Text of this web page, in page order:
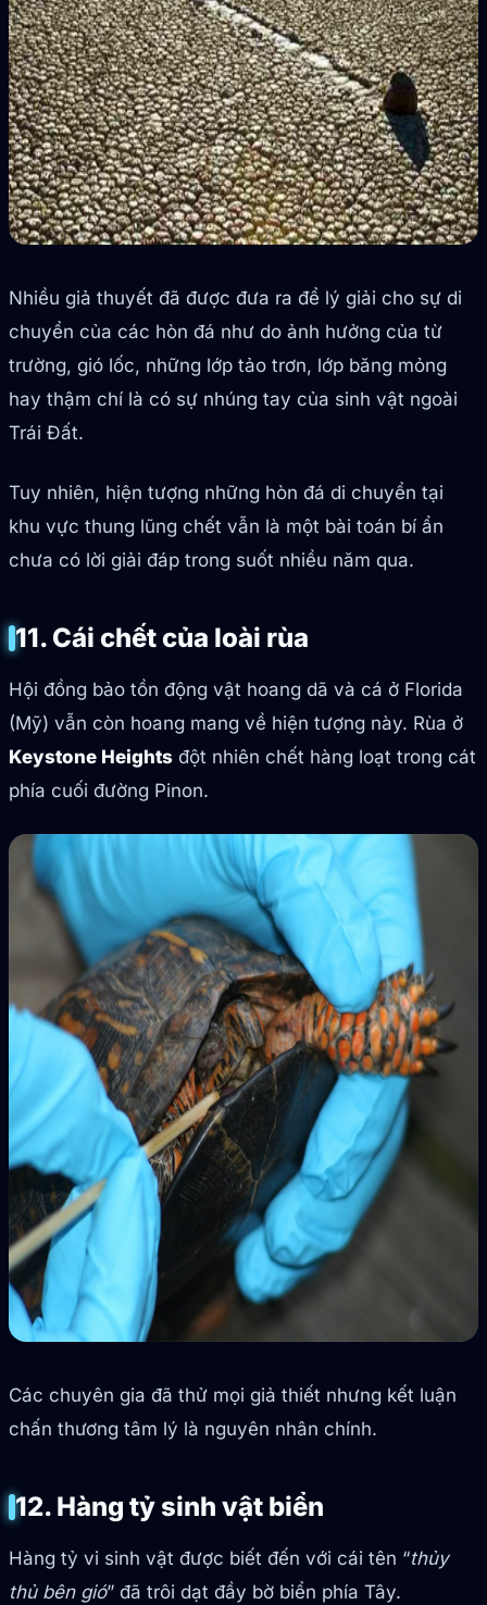
Nhiều giả thuyết đã được đưa ra để lý giải cho sự di
chuyển của các hòn đá như do ảnh hưởng của từ
trường, gió lốc, những lớp tảo trơn, lớp băng mỏng
hay thậm chí là có sự nhúng tay của sinh vật ngoài
Trái Đất.
Tuy nhiên, hiện tượng những hòn đá di chuyển tại
khu vực thung lũng chết vẫn là một bài toán bí ẩn
chưa có lời giải đáp trong suốt nhiều năm qua.
11. Cái chết của loài rùa
Hội đồng bảo tồn động vật hoang dã và cá ở Florida
(Mỹ) vẫn còn hoang mang về hiện tượng này. Rùa ở
Keystone Heights đột nhiên chết hàng loạt trong cát
phía cuối đường Pinon.
Các chuyên gia đã thử mọi giả thiết nhưng kết luận
chấn thương tâm lý là nguyên nhân chính.
12. Hàng tỷ sinh vật biển
Hàng tỷ vi sinh vật được biết đến với cái tên “thủy
thủ bên gió” đã trôi dạt đầy bờ biển phía Tây.